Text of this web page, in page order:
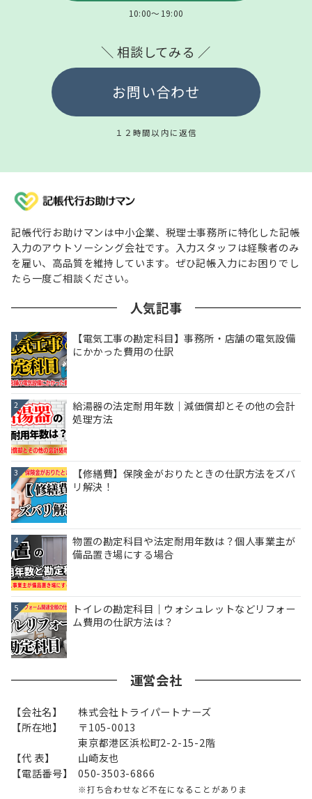
10:00～19:00
＼ 相談してみる ／
お問い合わせ
１２時間以内に返信
記帳代行お助けマンは中小企業、税理士事務所に特化した記帳
入力のアウトソーシング会社です。入力スタッフは経験者のみ
を雇い、高品質を維持しています。ぜひ記帳入力にお困りでし
たら一度ご相談ください。
人気記事
1
【電気工事の勘定科目】事務所・店舗の電気設備
にかかった費用の仕訳
2
給湯器の法定耐用年数｜減価償却とその他の会計
処理方法
3
【修繕費】保険金がおりたときの仕訳方法をズバ
リ解決！
4
物置の勘定科目や法定耐用年数は？個人事業主が
備品置き場にする場合
5
トイレの勘定科目｜ウォシュレットなどリフォー
ム費用の仕訳方法は？
運営会社
【会社名】
株式会社トライパートナーズ
【所在地】
〒105-0013
東京都港区浜松町2-2-15-2階
【代 表】
山崎友也
【電話番号】
050-3503-6866
※打ち合わせなど不在になることがありま